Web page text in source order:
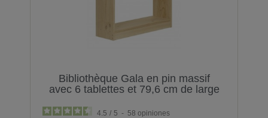
Bibliothèque Gala en pin massif
avec 6 tablettes et 79,6 cm de large
4.5 / 5 - 58 opiniones